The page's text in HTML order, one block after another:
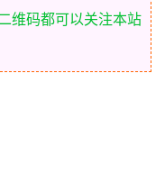
维码都可以关注本站